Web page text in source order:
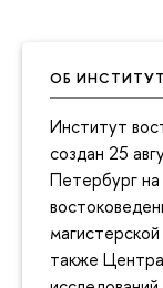
ОБ
Институт
создан 25
Петербург
также